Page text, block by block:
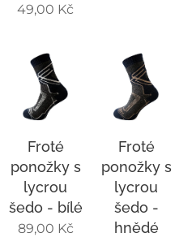
49,00 Kč
Froté
ponožky s
lycrou
šedo - bílé
89,00 Kč
Froté
ponožky s
lycrou
šedo -
hnědé